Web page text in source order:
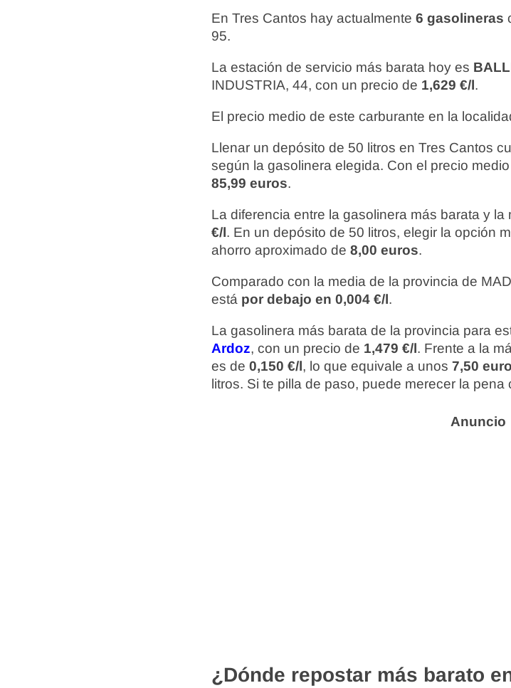
En Tres Cantos hay actualmente 6 gasolineras
95.
La estación de servicio más barata hoy es
INDUSTRIA, 44, con un precio de 1,629 €/l.
El precio medio de este carburante en la
Llenar un depósito de 50 litros en Tres Cantos
según la gasolinera elegida. Con el precio
85,99 euros.
La diferencia entre la gasolinera más barata y
€/l. En un depósito de 50 litros, elegir la opción
ahorro aproximado de 8,00 euros.
Comparado con la media de la provincia de
está por debajo en 0,004 €/l.
La gasolinera más barata de la provincia para
Ardoz, con un precio de 1,479 €/l. Frente a la
es de 0,150 €/l, lo que equivale a unos 7,50
litros. Si te pilla de paso, puede merecer la
¿Dónde repostar más barato